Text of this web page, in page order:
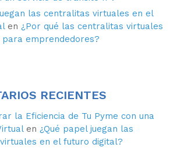
las centralitas virtuales en el
en ¿Por qué las centralitas virtuales
para emprendedores?
RECIENTES
la Eficiencia de Tu Pyme con una
en ¿Qué papel juegan las
en el futuro digital?